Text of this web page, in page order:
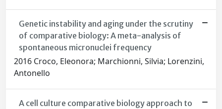
Genetic instability and aging under the scrutiny
of comparative biology: A meta-analysis of
spontaneous micronuclei frequency
2016 Croco, Eleonora; Marchionni, Silvia; Lorenzini,
Antonello
A cell culture comparative biology approach to